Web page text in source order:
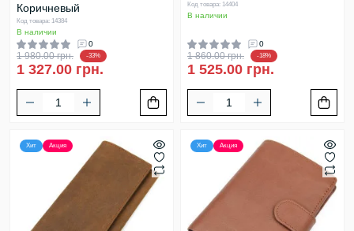
Коричневый
Код товара: 14384
В наличии
0
1 980.00 грн. -33%
1 327.00 грн.
Код товара: 14404
В наличии
0
1 860.00 грн. -18%
1 525.00 грн.
Хит Акция Хит Акция